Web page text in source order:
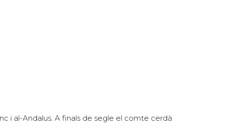
i al-Andalus. A finals de segle el comte cerdà